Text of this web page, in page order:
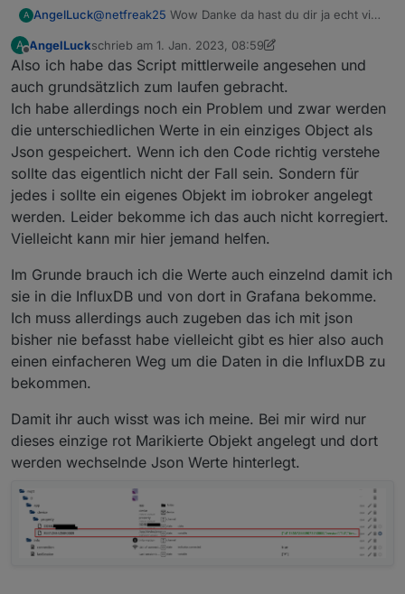
    "id": 66,
  },
  "version": "1.0"
Die id in params steht für AC. Das habe ich per try
and error / traffic sniffen herausbekommen
Es gibt zudem noch
/app/UserID/Seriennummer/thing/property/get
Wen es fasziniert:
Android App dekompilieren (Mit jadex) - um die
neuen Pfade zu bekommen für das ansteuern
(leider mit unbekannten variablen)
PiHole/MQTT Server - um den DNS umzubiegen
das sich die App mit dem eigenen Server verbindet
(hier hat man den Pfad mit eingefüllter variable
gesehen -> mqtt server im debug modus, man
muss nur vorher die user für die app anlegen)
Charles Proxy - um den ssl traffic mitlesen zu
können (generell praktisch wenn es keine api gibt)
id 81 = 12V DC
id 34 = USB
Für xboost:
"params": {
"xboost": 1,
}
wiedermal 1 oder 0
Wechselstrom Ladegeschwindigkeit:
"slowChgPower": 2000,
"id": 69
}
Entlade/Ladezustand:
"params": {
"maxChgSoc": 100,
"id": 49
"params": {
"id": 51,
"minDsgSoc": 30
}
Generator:
"params": {
"closeOilSoc": 80,
"id": 53
}
"params": {
"openOilSoc": 27,
"id": 52
Autoeingang:
"params": {
"currMa": 8000,
"id": 71
}
"params": {
"id": 33,
"standByMode": 30
Wechselstrom Zeitüberschreitung:
"params": {
"standByMins": 1440,
"id": 153
AC immer eingeschaltet:
"params": {
}"lcdTime": 300,
"id": 39
}
A AngelLuck@netfreak25 Wow Danke da hast du dir ja echt viel
Zeit zum Testen, werde es mir aber die nächsten
Tage mal ansehen. Bin schon sehr gespannt.
A
Offline
AngelLuckschrieb am 1. Jan. 2023, 08:59
zuletzt editiert von AngelLuck1. Jan. 2023, 10:04
Also ich habe das Script mittlerweile angesehen und
auch grundsätzlich zum laufen gebracht.
Ich habe allerdings noch ein Problem und zwar werden
die unterschiedlichen Werte in ein einziges Object als
Json gespeichert. Wenn ich den Code richtig verstehe
sollte das eigentlich nicht der Fall sein. Sondern für
jedes i sollte ein eigenes Objekt im iobroker angelegt
werden. Leider bekomme ich das auch nicht korregiert.
Vielleicht kann mir hier jemand helfen.
Im Grunde brauch ich die Werte auch einzelnd damit ich
sie in die InfluxDB und von dort in Grafana bekomme.
Ich muss allerdings auch zugeben das ich mit json
bisher nie befasst habe vielleicht gibt es hier also auch
einen einfacheren Weg um die Daten in die InfluxDB zu
bekommen.
Damit ihr auch wisst was ich meine. Bei mir wird nur
dieses einzige rot Marikierte Objekt angelegt und dort
werden wechselnde Json Werte hinterlegt.